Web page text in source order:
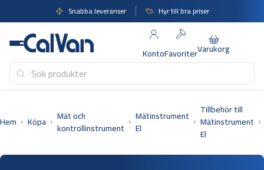
till
innehåll
Snabba leveranser Hyr till bra priser
KontoFavoriterVarukorg
Hem Köpa
Mät och
kontrollinstrument
Mätinstrument
El
Tillbehör till
Mätinstrument
El